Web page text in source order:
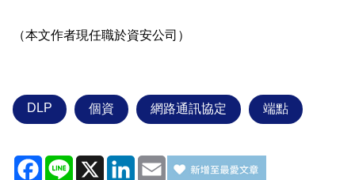
（本文作者現任職於資安公司）
DLP 個資 網路通訊協定 端點
Facebook
Line X LinkedIn
Email